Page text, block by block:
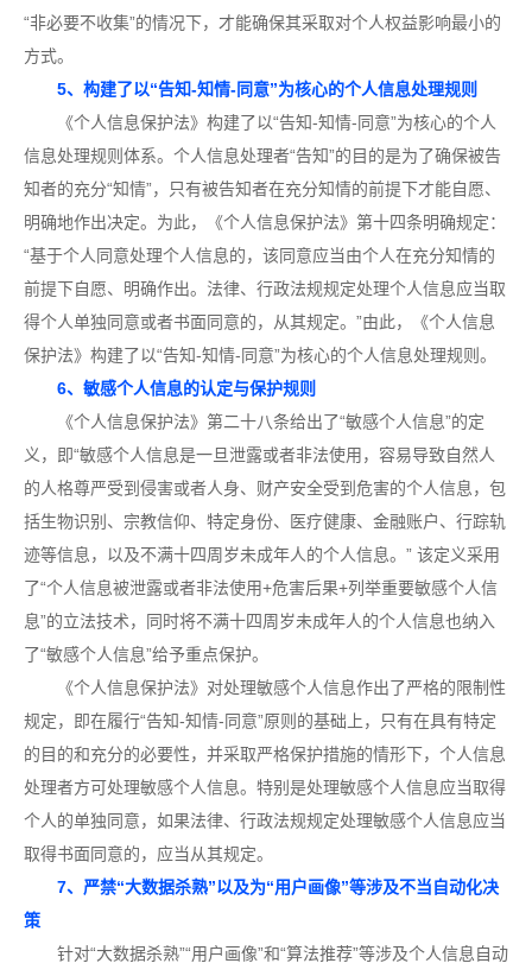
“非必要不收集”的情况下，才能确保其采取对个人权益影响最小的
方式。
5、构建了以“告知-知情-同意”为核心的个人信息处理规则
《个人信息保护法》构建了以“告知-知情-同意”为核心的个人
信息处理规则体系。个人信息处理者“告知”的目的是为了确保被告
知者的充分“知情”，只有被告知者在充分知情的前提下才能自愿、
明确地作出决定。为此，《个人信息保护法》第十四条明确规定：
“基于个人同意处理个人信息的，该同意应当由个人在充分知情的
前提下自愿、明确作出。法律、行政法规规定处理个人信息应当取
得个人单独同意或者书面同意的，从其规定。”由此，《个人信息
保护法》构建了以“告知-知情-同意”为核心的个人信息处理规则。
6、敏感个人信息的认定与保护规则
《个人信息保护法》第二十八条给出了“敏感个人信息”的定
义，即“敏感个人信息是一旦泄露或者非法使用，容易导致自然人
的人格尊严受到侵害或者人身、财产安全受到危害的个人信息，包
括生物识别、宗教信仰、特定身份、医疗健康、金融账户、行踪轨
迹等信息，以及不满十四周岁未成年人的个人信息。” 该定义采用
了“个人信息被泄露或者非法使用+危害后果+列举重要敏感个人信
息”的立法技术，同时将不满十四周岁未成年人的个人信息也纳入
了“敏感个人信息”给予重点保护。
《个人信息保护法》对处理敏感个人信息作出了严格的限制性
规定，即在履行“告知-知情-同意”原则的基础上，只有在具有特定
的目的和充分的必要性，并采取严格保护措施的情形下，个人信息
处理者方可处理敏感个人信息。特别是处理敏感个人信息应当取得
个人的单独同意，如果法律、行政法规规定处理敏感个人信息应当
取得书面同意的，应当从其规定。
7、严禁“大数据杀熟”以及为“用户画像”等涉及不当自动化决
策
针对“大数据杀熟”“用户画像”和“算法推荐”等涉及个人信息自动